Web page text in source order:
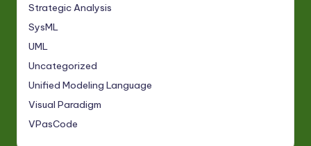
Strategic Analysis
SysML
UML
Uncategorized
Unified Modeling Language
Visual Paradigm
VPasCode